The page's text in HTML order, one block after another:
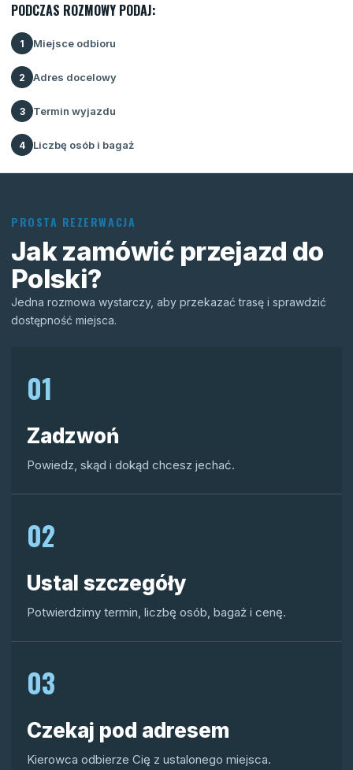
PODCZAS ROZMOWY PODAJ:
1 Miejsce odbioru
2 Adres docelowy
3 Termin wyjazdu
4 Liczbę osób i bagaż
PROSTA REZERWACJA
Jak zamówić przejazd do
Polski?
Jedna rozmowa wystarczy, aby przekazać trasę i sprawdzić
dostępność miejsca.
01
Zadzwoń
Powiedz, skąd i dokąd chcesz jechać.
02
Ustal szczegóły
Potwierdzimy termin, liczbę osób, bagaż i cenę.
03
Czekaj pod adresem
Kierowca odbierze Cię z ustalonego miejsca.